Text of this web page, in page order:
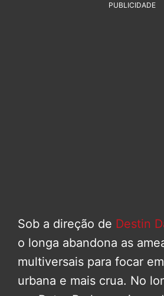
PUBLICIDADE
Sob a direção de Destin
o longa abandona as
multiversais para focar
urbana e mais crua. No